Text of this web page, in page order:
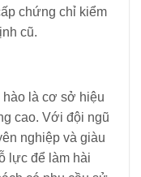
chứng chỉ kiểm
cũ.
hào là cơ sở hiệu
cao. Với đội ngũ
nghiệp và giàu
lực để làm hài